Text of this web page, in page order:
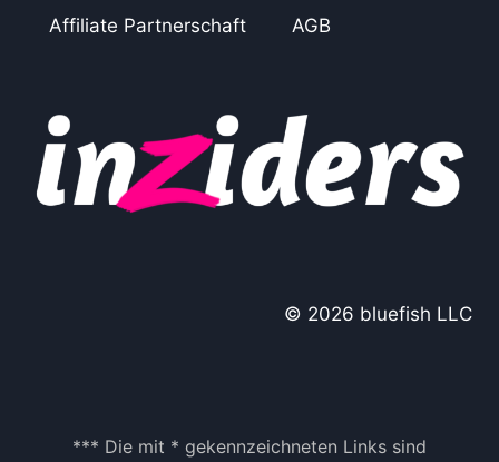
Affiliate Partnerschaft
AGB
© 2026 bluefish LLC
*** Die mit * gekennzeichneten Links sind